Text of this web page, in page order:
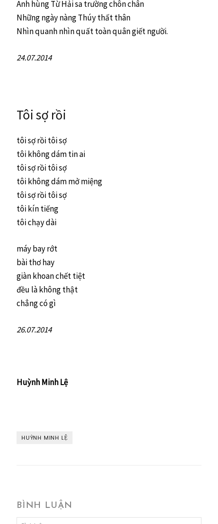
Anh hùng Từ Hải sa trường chôn chân
Những ngày nàng Thúy thất thân
Nhìn quanh nhìn quất toàn quân giết người.
24.07.2014
Tôi sợ rồi
tôi sợ rồi tôi sợ
tôi không dám tin ai
tôi sợ rồi tôi sợ
tôi không dám mở miệng
tôi sợ rồi tôi sợ
tôi kín tiếng
tôi chạy dài
máy bay rớt
bài thơ hay
giàn khoan chết tiệt
đều là không thật
chẳng có gì
26.07.2014
Huỳnh Minh Lệ
HUỲNH MINH LỆ
BÌNH LUẬN